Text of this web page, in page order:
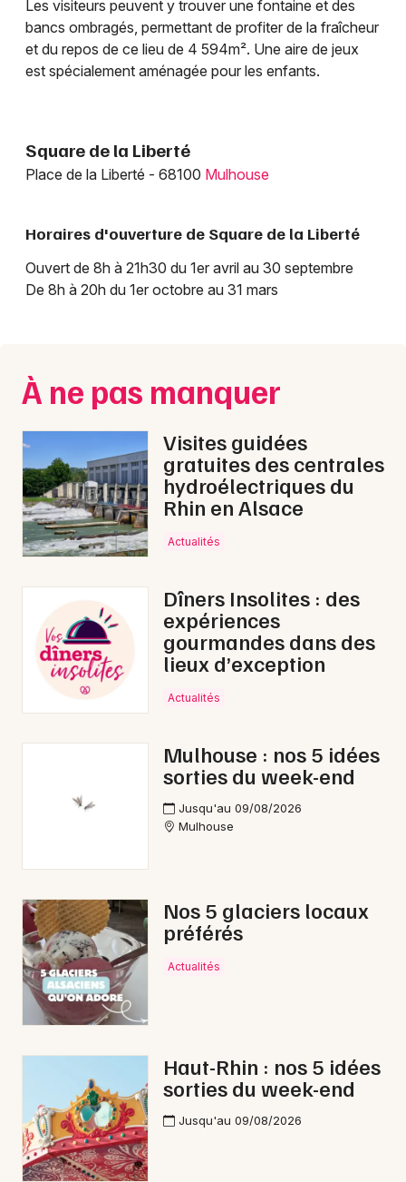
Parc, jardin et aire de jeux dans le Grand Est
Newsletter des sorties
Actus à Mulhouse
Restaurants
68 - Haut-Rhin
Choisir mes départements
Mon email
Les visiteurs peuvent y trouver une fontaine et des
bancs ombragés, permettant de profiter de la fraîcheur
et du repos de ce lieu de 4 594m². Une aire de jeux
est spécialement aménagée pour les enfants.
Square de la Liberté
Place de la Liberté - 68100 Mulhouse
Horaires d'ouverture de Square de la Liberté
Ouvert de 8h à 21h30 du 1er avril au 30 septembre
De 8h à 20h du 1er octobre au 31 mars
À ne pas manquer
Visites guidées
gratuites des centrales
hydroélectriques du
Rhin en Alsace
Actualités
Dîners Insolites : des
expériences
gourmandes dans des
lieux d’exception
Actualités
Mulhouse : nos 5 idées
sorties du week-end
Jusqu'au 09/08/2026
Mulhouse
Nos 5 glaciers locaux
préférés
Actualités
Haut-Rhin : nos 5 idées
sorties du week-end
Jusqu'au 09/08/2026